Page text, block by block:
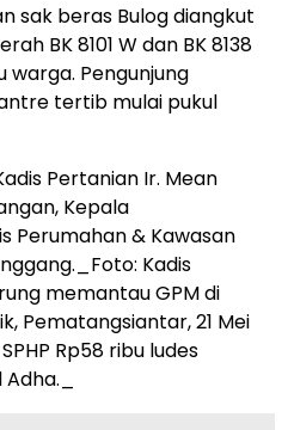
sak beras Bulog diangkut
BK 8101 W dan BK 8138
warga. Pengunjung
tertib mulai pukul
Pertanian Ir. Mean
Kepala
Perumahan & Kawasan
Kadis
memantau GPM di
Pematangsiantar, 21 Mei
Rp58 ribu ludes